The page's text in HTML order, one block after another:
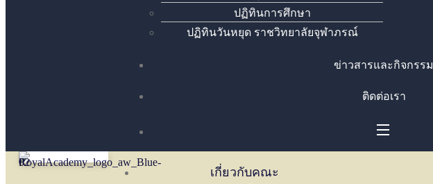
ปฏิทินการศึกษา
ปฏิทินวันหยุด ราชวิทยาลัยจุฬาภรณ์
ข่าวสารและกิจกรรม
ติดต่อเรา
เกี่ยวกับคณะ